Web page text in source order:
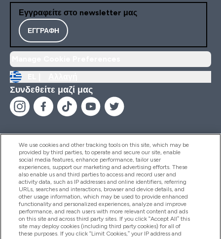
Εγγραφείτε στο newsletter μας
ΕΓΓΡΑΦΉ
Συνδεθείτε μαζί μας
Βοήθεια & Πληροφορίες
Προϊόντα
Εταιρικές Πληροφορίες
We use cookies and other tracking tools on this site, which may be
provided by third parties, to operate and secure our site, enable
social media features, enhance performance, tailor user
experiences, support our marketing and advertising efforts. These
also enable us and third parties to access and record user and
activity data, such as IP addresses and online identifiers, referring
URLs, searches and interactions, browser and device details, and
other usage information, which may be used to provide enhanced
functionality and personalized experiences, analyze and improve
performance, and reach users with more relevant content and ads
on this site and across third party sites. If you click “Accept All” this
site may deploy cookies (including third party cookies) for all of
these purposes. If you click “Limit Cookies,” your IP address and